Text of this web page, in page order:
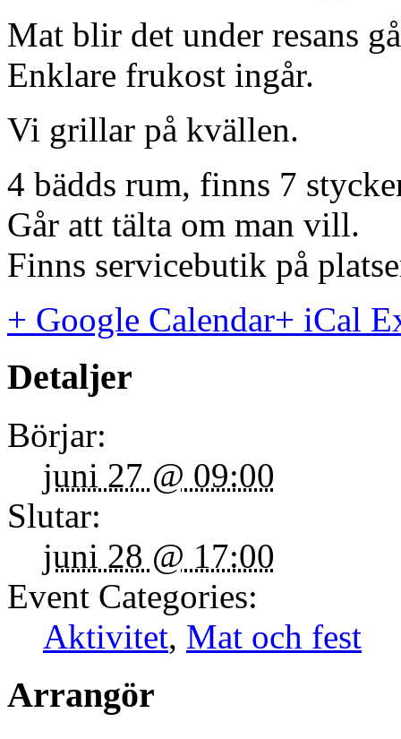
Mat blir det under resans
Enklare frukost ingår.
Vi grillar på kvällen.
4 bädds rum, finns 7
Går att tälta om man vill.
Finns servicebutik på
+ Google Calendar+ iCal
Detaljer
Börjar:
juni 27 @ 09:00
Slutar:
juni 28 @ 17:00
Event Categories:
Aktivitet, Mat och fest
Arrangör